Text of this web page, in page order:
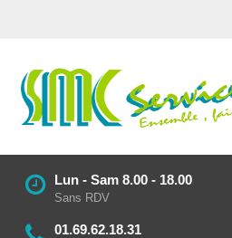
Lun - Sam 8.00 - 18.00
Sans RDV
01.69.62.18.31